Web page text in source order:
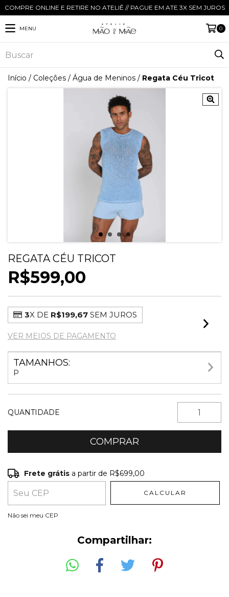
COMPRE ONLINE E RETIRE NO ATELIÊ // PAGUE EM ATE 3X SEM JUROS
MENU 0
Início / Coleções / Água de Meninos / Regata Céu Tricot
REGATA CÉU TRICOT
R$599,00
3X DE R$199,67SEM JUROS
VER MEIOS DE PAGAMENTO
TAMANHOS:
P
QUANTIDADE
Frete grátis R$699,00
Entregas para o CEP:
Frete grátis a partir de R$699,00
CALCULAR
Não sei meu CEP
Compartilhar: